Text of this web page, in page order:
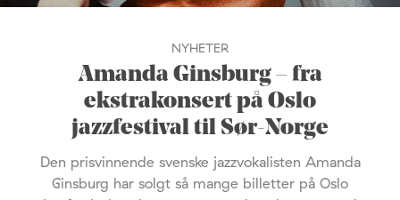
NYHETER
Amanda Ginsburg – fra
ekstrakonsert på Oslo
jazzfestival til Sør-Norge
Den prisvinnende svenske jazzvokalisten Amanda
Ginsburg har solgt så mange billetter på Oslo